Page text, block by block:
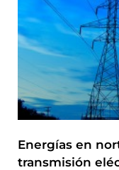
Energías en
transmisión